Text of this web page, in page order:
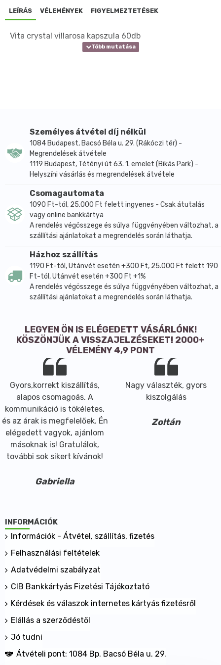
LEÍRÁS VÉLEMÉNYEK FIGYELMEZTETÉSEK
Vita crystal villarosa kapszula 60db
Személyes átvétel díj nélkül
1084 Budapest, Bacsó Béla u. 29. (Rákóczi tér) -
Megrendelések átvétele
1119 Budapest, Tétényi út 63. 1. emelet (Bikás Park) -
Helyszíni vásárlás és megrendelések átvétele
Csomagautomata
1090 Ft-tól, 25.000 Ft felett ingyenes - Csak átutalás
vagy online bankkártya
A rendelés végösszege és súlya függvényében változhat, a
szállítási ajánlatokat a megrendelés során láthatja.
Házhoz szállítás
1190 Ft-tól, Utánvét esetén +300 Ft, 25.000 Ft felett 190
Ft-tól, Utánvét esetén +300 Ft +1%
A rendelés végösszege és súlya függvényében változhat, a
szállítási ajánlatokat a megrendelés során láthatja.
LEGYEN ÖN IS ELÉGEDETT VÁSÁRLÓNK!
KÖSZÖNJÜK A VISSZAJELZÉSEKET! 2000+
VÉLEMÉNY 4,9 PONT
Gyors,korrekt kiszállítás,
alapos csomagoás. A
kommunikáció is tökéletes,
és az árak is megfelelőek. Én
elégedett vagyok, ajánlom
másoknak is! Gratulálok,
további sok sikert kívánok!
Gabriella
Nagy választék, gyors
kiszolgálás
Zoltán
INFORMÁCIÓK
Információk - Átvétel, szállítás, fizetés
Felhasználási feltételek
Adatvédelmi szabályzat
CIB Bankkártyás Fizetési Tájékoztató
Kérdések és válaszok internetes kártyás fizetésről
Elállás a szerződéstől
Jó tudni
Átvételi pont: 1084 Bp. Bacsó Béla u. 29.